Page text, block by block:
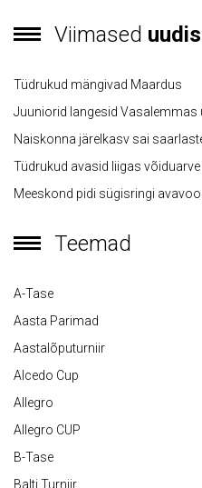
Viimased
Tüdrukud mängivad Maardus
Juuniorid langesid Vasalemmas
Naiskonna järelkasv sai
Tüdrukud avasid liigas võiduarve
Meeskond pidi sügisringi
Teemad
A-Tase
Aasta Parimad
Aastalõputurniir
Alcedo Cup
Allegro
Allegro CUP
B-Tase
Balti Turniir